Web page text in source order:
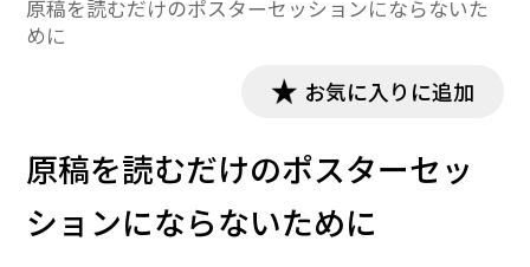
原稿を読むだけのポスターセッションにならないた
めに
お気に入りに追加
原稿を読むだけのポスターセッ
ションにならないために